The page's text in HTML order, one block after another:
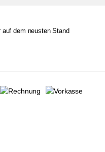
dem neusten Stand